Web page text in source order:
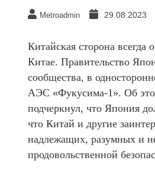
Metroadmin 29.08.2023
Китайская сторона всегда
Китае. Правительство
сообщества, в
АЭС «Фукусима-1». Об
подчеркнул, что Япония
что Китай и другие
надлежащих, разумных и
продовольственной